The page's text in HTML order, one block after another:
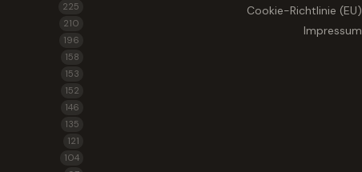
225
210
196
158
153
152
146
135
121
104
Cookie-Richtlinie (EU)
Impressum